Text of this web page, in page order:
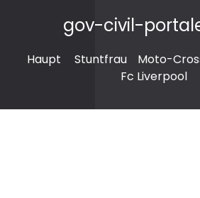
gov-civil-
Haupt Stuntfrau Moto-
Fc Liverpool